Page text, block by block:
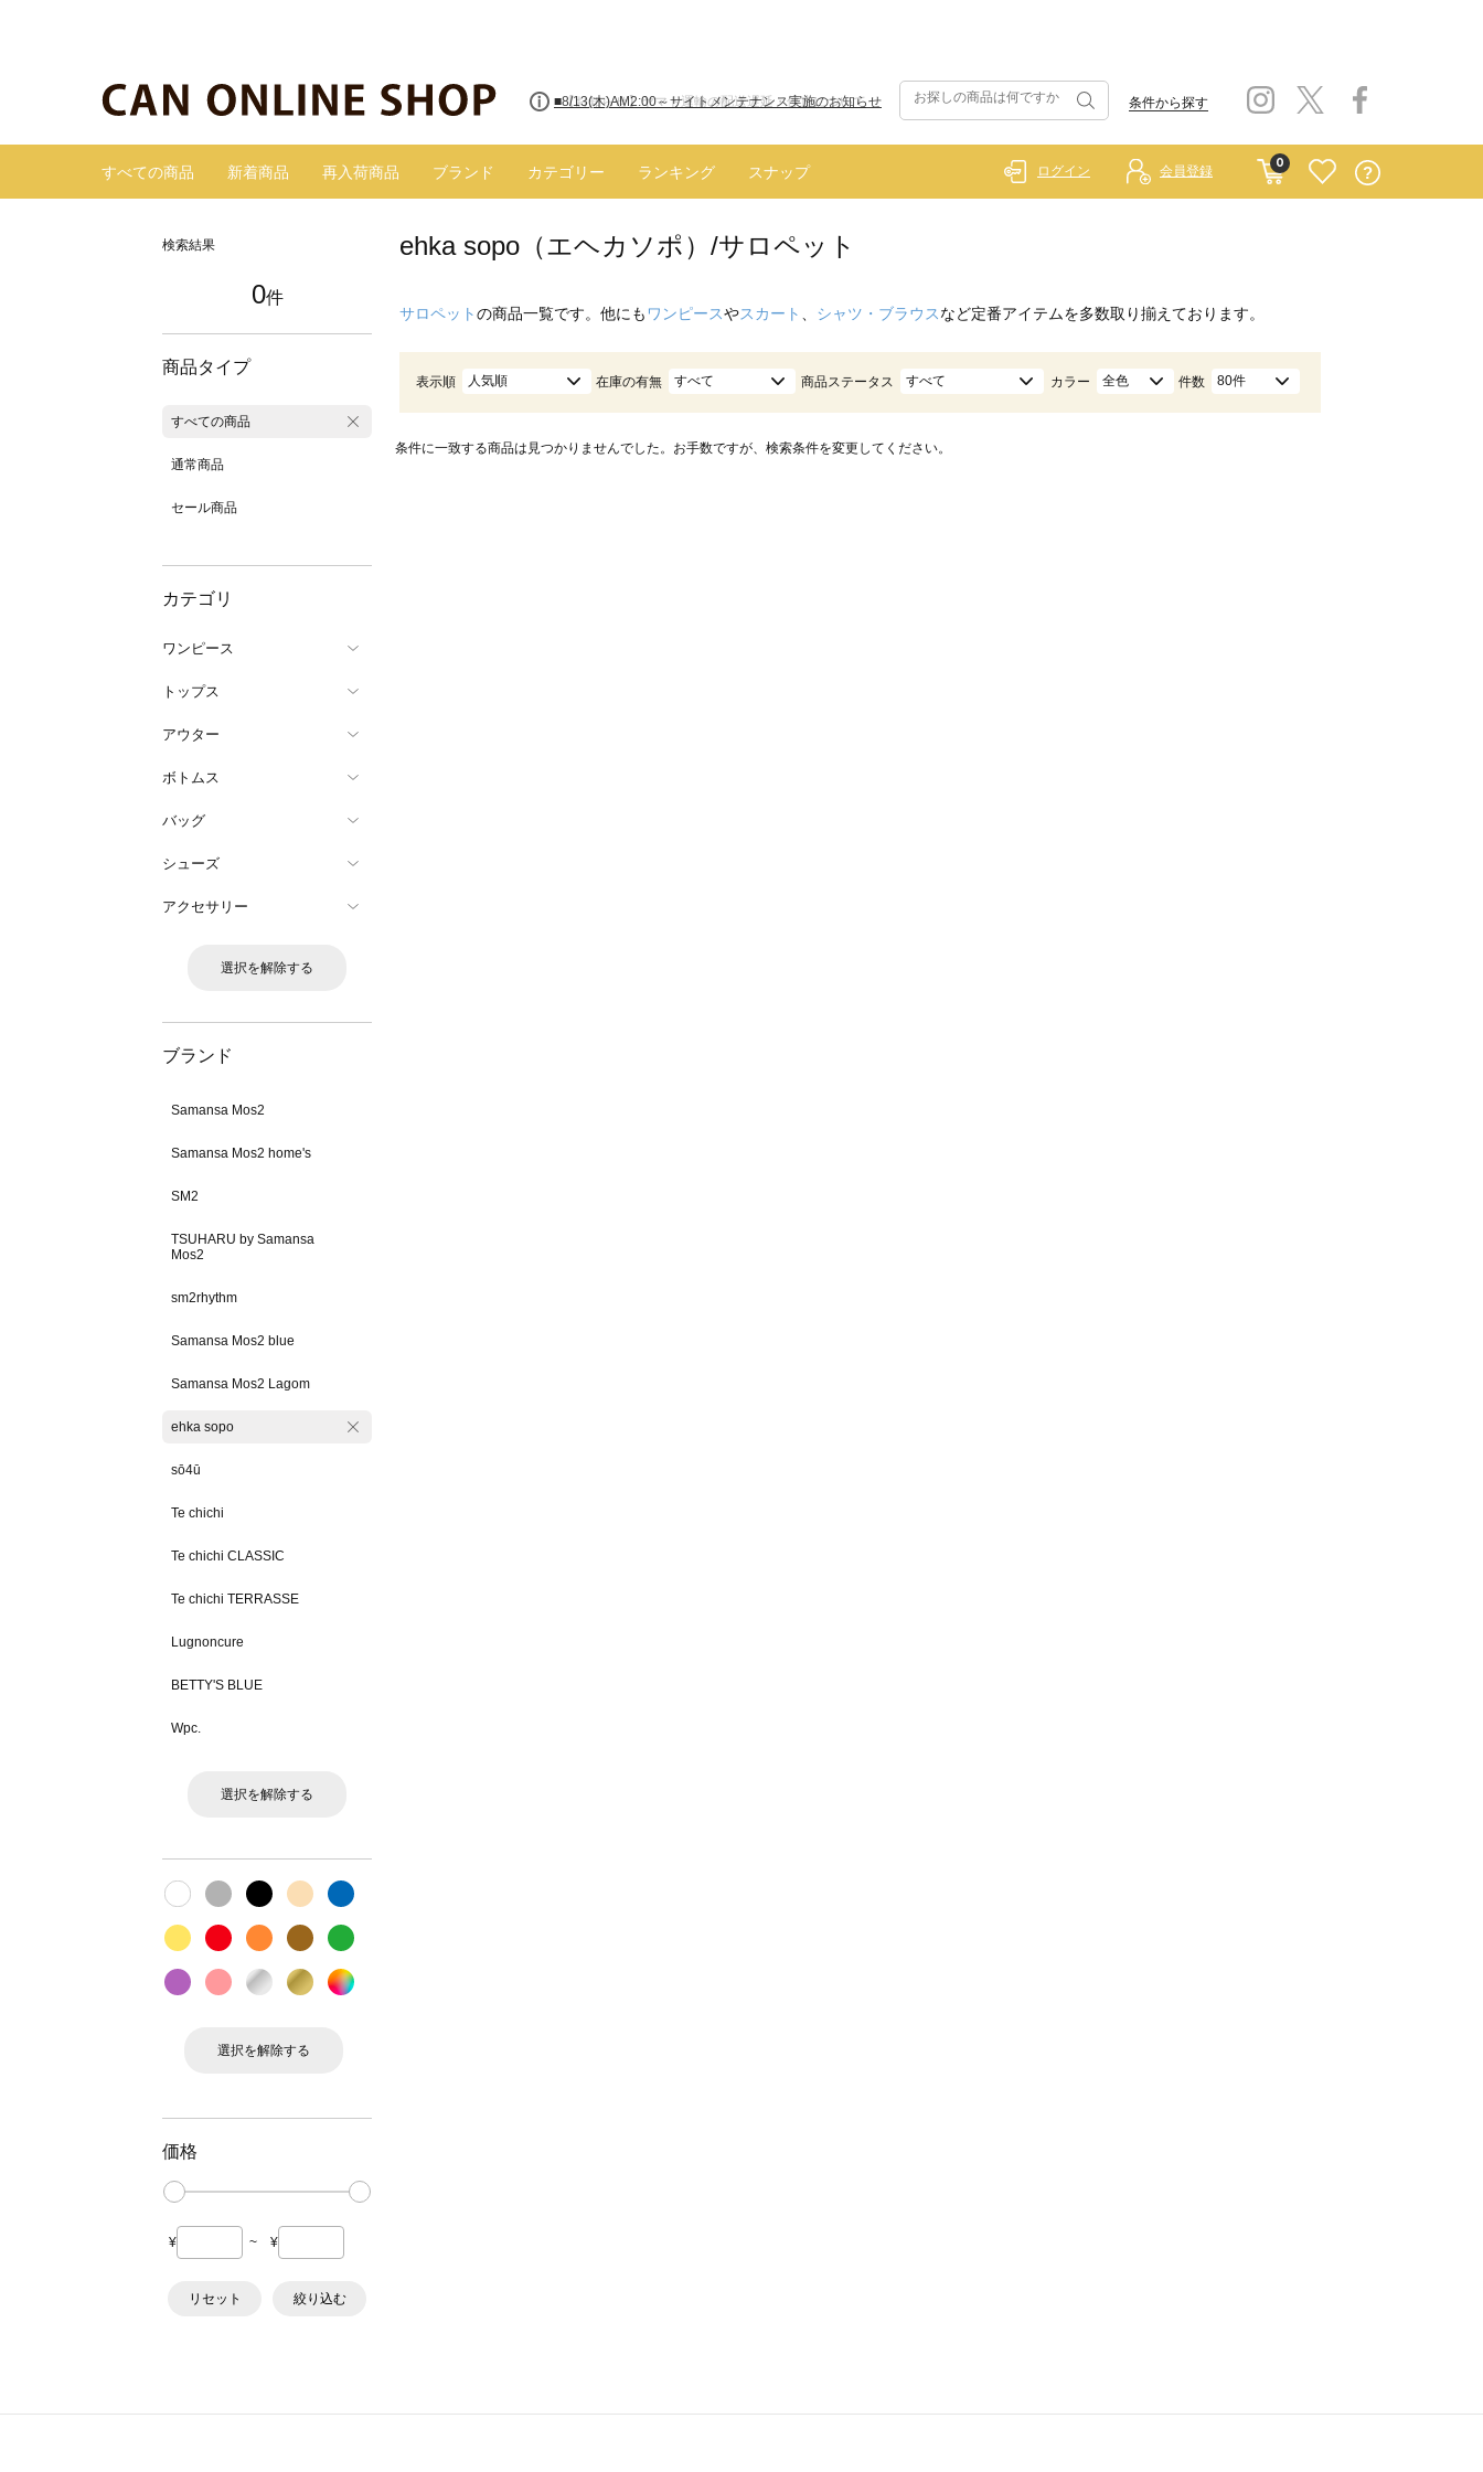
■8/13(木)AM2:00～サイトメンテナンス実施のお知らせ 条件から探す
すべての商品 新着商品 再入荷商品 ブランド カテゴリー ランキング スナップ
0
ログイン 会員登録
検索結果
0件
商品タイプ
すべての商品
通常商品
セール商品
カテゴリ
ワンピース
トップス
アウター
ボトムス
バッグ
シューズ
アクセサリー
選択を解除する
ブランド
Samansa Mos2
Samansa Mos2 home's
SM2
TSUHARU by Samansa
Mos2
sm2rhythm
Samansa Mos2 blue
Samansa Mos2 Lagom
ehka sopo
sō4ū
Te chichi
Te chichi CLASSIC
Te chichi TERRASSE
Lugnoncure
BETTY'S BLUE
Wpc.
選択を解除する
選択を解除する
価格
¥ ~ ¥
リセット 絞り込む
ehka sopo（エヘカソポ）/サロペット
サロペットの商品一覧です。他にも ワンピースやスカート シャツ・ブラウスなど定番アイテムを多数取り揃えております。
表示順 人気順 在庫の有無 すべて 商品ステータス すべて カラー 全色 件数 80件
条件に一致する商品は見つかりませんでした。お手数ですが、検索条件を変更してください。